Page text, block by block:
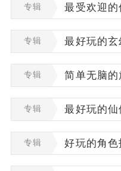
专辑 最受欢迎
专辑 最好玩的
专辑 简单无脑
专辑 最好玩的
专辑 好玩的角